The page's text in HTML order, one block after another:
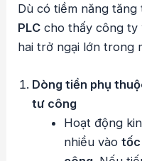
Dù có tiềm năng
PLC cho thấy công ty
hai trở ngại lớn trong
Dòng tiền phụ
tư công
Hoạt động
nhiều vào tốc